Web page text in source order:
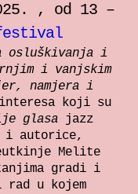
rad
, od 13 –
festival
osluškivanja i
i vanjskim
namjera i
koji su
glasa jazz
i autorice,
Melite
gradi i
u kojem